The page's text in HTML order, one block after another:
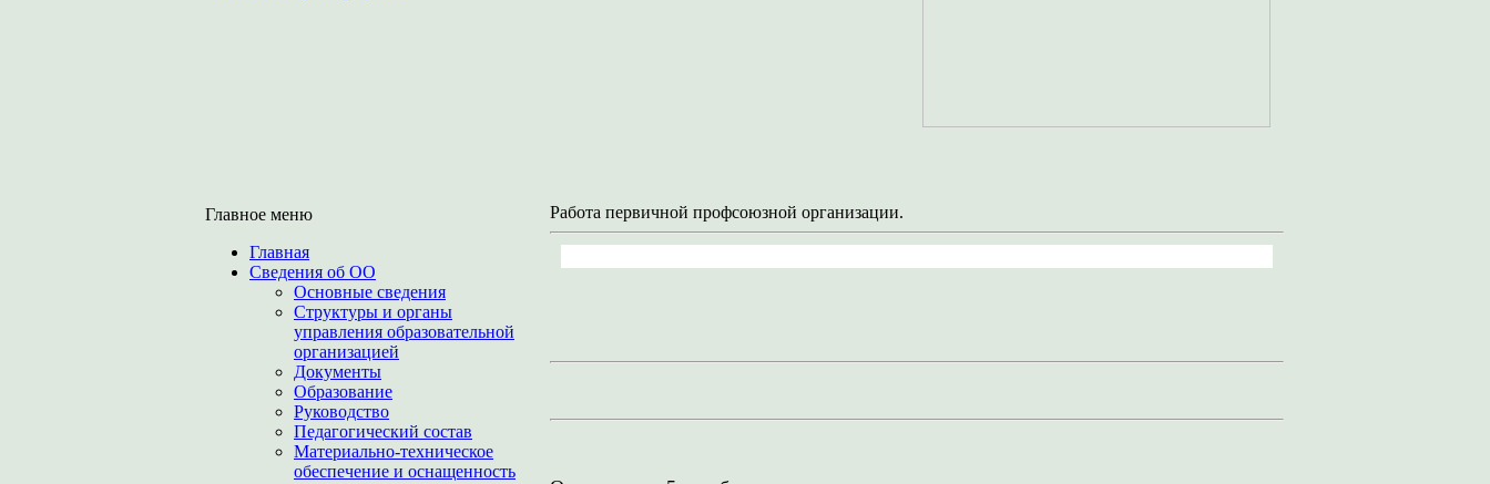
Главное меню
Главная
Сведения об ОО
Основные сведения
Структуры и органы
управления образовательной
организацией
Документы
Образование
Руководство
Педагогический состав
Материально-техническое
обеспечение и оснащенность
Работа первичной профсоюзной организации.